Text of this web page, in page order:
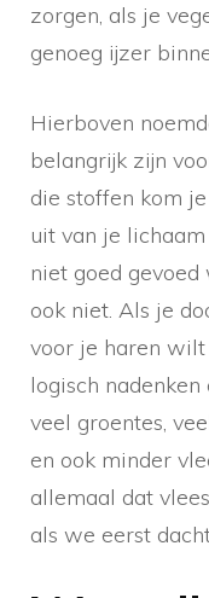
zorgen, als je
genoeg ijzer
Hierboven
belangrijk zijn
die stoffen kom
uit van je
niet goed
ook niet. Als je
voor je haren wilt
logisch
veel groentes,
en ook minder
allemaal dat
als we eerst